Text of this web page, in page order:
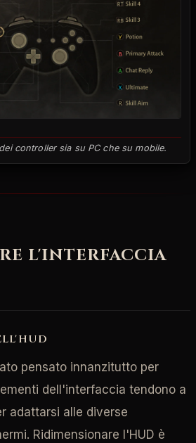
controller sia su PC che su mobile.
L'INTERFACCIA
pensato innanzitutto per
dell'interfaccia tendono a
adattarsi alle diverse
Ridimensionare l'HUD è